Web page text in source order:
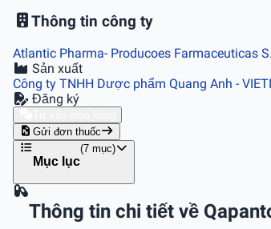
Thông tin công ty
Atlantic Pharma- Producoes Farmaceuticas
Sản xuất
Công ty TNHH Dược phẩm Quang Anh -
Đăng ký
Gửi đơn thuốc
Mục lục
(7 mục)
Thông tin chi tiết về